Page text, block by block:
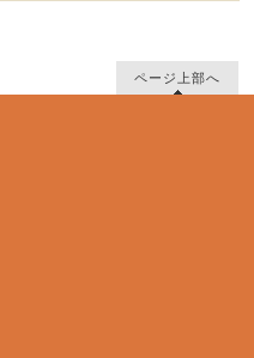
ページ上部へ